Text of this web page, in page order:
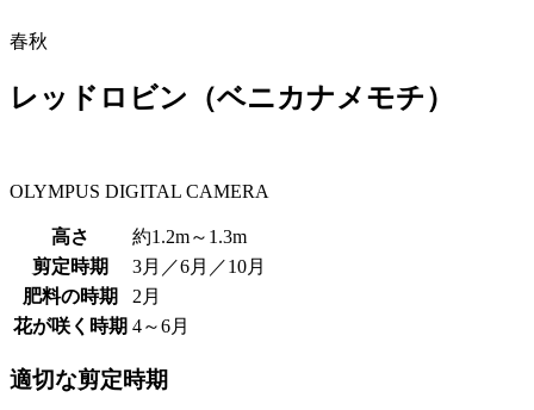
春秋
レッドロビン（ベニカナメモチ）
OLYMPUS DIGITAL CAMERA
高さ
約1.2m～1.3m
剪定時期
3月／6月／10月
肥料の時期
2月
花が咲く時期 4～6月
適切な剪定時期